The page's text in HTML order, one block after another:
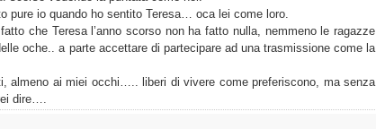
io quando ho sentito Teresa… oca lei come loro.
che Teresa l’anno scorso non ha fatto nulla, nemmeno le ragazze
oche.. a parte accettare di partecipare ad una trasmissione come la
almeno ai miei occhi….. liberi di vivere come preferiscono, ma senza
dire….